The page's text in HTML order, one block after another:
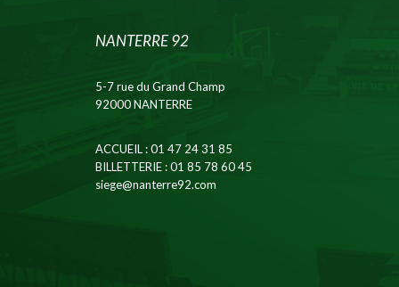
NANTERRE 92
5-7 rue du Grand Champ
92000 NANTERRE
ACCUEIL: 01 47 24 31 85
BILLETTERIE: 01 85 78 60 45
siege@nanterre92.com